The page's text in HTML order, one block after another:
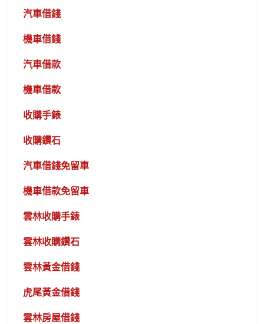
汽車借錢
機車借錢
汽車借款
機車借款
收購手錶
收購鑽石
汽車借錢免留車
機車借款免留車
雲林收購手錶
雲林收購鑽石
雲林黃金借錢
虎尾黃金借錢
雲林房屋借錢